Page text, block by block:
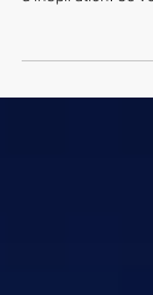
De retour à
d'inspiration. Ce